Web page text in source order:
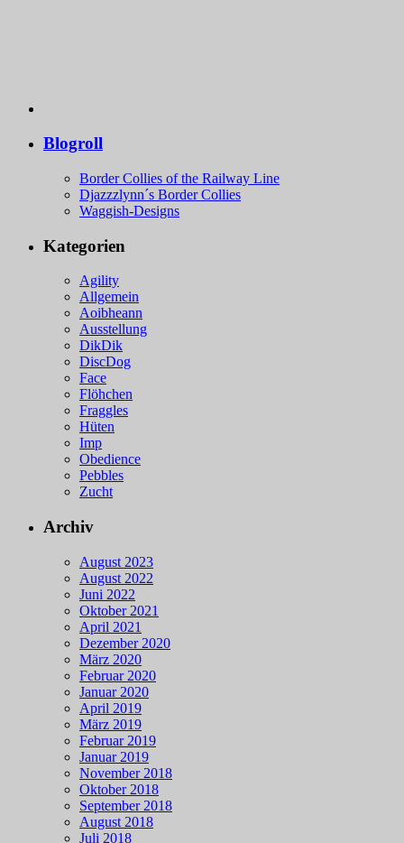
Blogroll
Border Collies of the Railway Line
Djazzzlynn´s Border Collies
Waggish-Designs
Kategorien
Agility
Allgemein
Aoibheann
Ausstellung
DikDik
DiscDog
Face
Flöhchen
Fraggles
Hüten
Imp
Obedience
Pebbles
Zucht
Archiv
August 2023
August 2022
Juni 2022
Oktober 2021
April 2021
Dezember 2020
März 2020
Februar 2020
Januar 2020
April 2019
März 2019
Februar 2019
Januar 2019
November 2018
Oktober 2018
September 2018
August 2018
Juli 2018